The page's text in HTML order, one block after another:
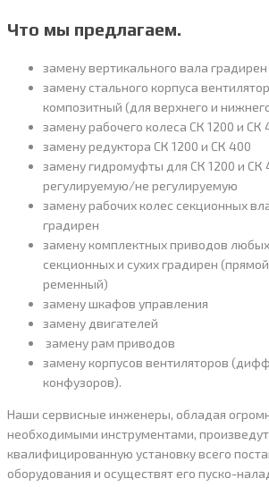
Что мы предлагаем.
замену вертикального вала
замену стального корпуса
композитный (для верхнего и
замену рабочего колеса СК 1200 и СК
замену редуктора СК 1200 и СК 400
замену гидромуфты для СК 1200 и СК
регулируемую/не регулируемую
замену рабочих колес секционных
градирен
замену комплектных приводов
секционных и сухих градирен
ременный)
замену шкафов управления
замену двигателей
замену рам приводов
замену корпусов вентиляторов
конфузоров).
Наши сервисные инженеры, обладая
необходимыми инструментами, произведут
квалифицированную установку всего
оборудования и осуществят его пуско-